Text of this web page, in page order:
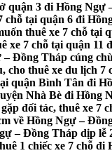
quận 3 đi Hồng Ngự
chỗ tại quận 6 đi
thuê xe 7 chỗ tại
xe 7 chỗ tại quận 11
Đồng Tháp cúng
thuê xe du lịch 7
quận Bình Tân đi
Nhà Bè đi Hồng
đối tác, thuê xe 7
về Hồng Ngự –
– Đồng Tháp dịp lễ
1 chiếc xe 7 chỗ